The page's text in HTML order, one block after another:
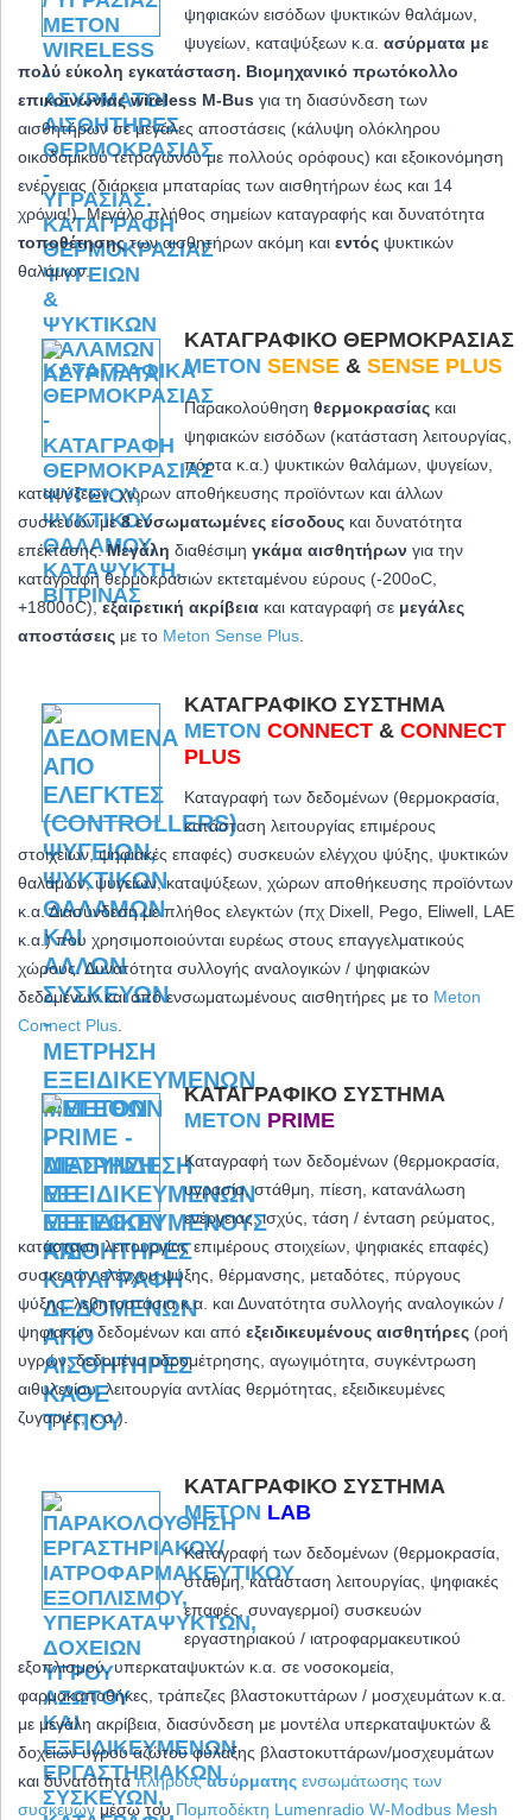
ψηφιακών εισόδων ψυκτικών θαλάμων,
ψυγείων, καταψύξεων κ.α. ασύρματα με
πολύ εύκολη εγκατάσταση. Βιομηχανικό πρωτόκολλο
επικοινωνίας wireless M-Bus για τη διασύνδεση των
αισθητήρων σε μεγάλες αποστάσεις (κάλυψη ολόκληρου
οικοδομικού τετραγώνου με πολλούς ορόφους) και εξοικονόμηση
ενέργειας (διάρκεια μπαταρίας των αισθητήρων έως και 14
χρόνια!). Μεγάλο πλήθος σημείων καταγραφής και δυνατότητα
τοποθέτησηςτων αισθητήρων ακόμη και εντός ψυκτικών
θαλάμων.
ΚΑΤΑΓΡΑΦΙΚΌ ΘΕΡΜΟΚΡΑΣΊΑΣ
METON SENSE & SENSE PLUS
Παρακολούθηση θερμοκρασίας και
ψηφιακών εισόδων (κατάσταση λειτουργίας,
πόρτα κ.α.) ψυκτικών θαλάμων, ψυγείων,
καταψύξεων, χώρων αποθήκευσης προϊόντων και άλλων
συσκευών με8 ενσωματωμένες είσοδους και δυνατότητα
επέκτασης.Μεγάλη διαθέσιμη γκάμα αισθητήρων για την
καταγραφή θερμοκρασιών εκτεταμένου εύρους (-200oC,
+1800oC),εξαιρετική ακρίβεια και καταγραφή σε μεγάλες
αποστάσεις με το Meton Sense Plus
ΚΑΤΑΓΡΑΦΙΚΌ ΣΎΣΤΗΜΑ
METON CONNECT & CONNECT
PLUS
Καταγραφή των δεδομένων (θερμοκρασία,
κατάσταση λειτουργίας επιμέρους
στοιχείων, ψηφιακές επαφές) συσκευών ελέγχου ψύξης, ψυκτικών
θαλάμων, ψυγείων, καταψύξεων, χώρων αποθήκευσης προϊόντων
κ.α. Διασύνδεση με πλήθος ελεγκτών (πχ Dixell, Pego, Eliwell, LAE
κ.α.) που χρησιμοποιούνται ευρέως στους επαγγελματικούς
χώρους. Δυνατότητα συλλογής αναλογικών / ψηφιακών
δεδομένων και από ενσωματωμένους αισθητήρες με το Meton
Connect Plus
ΚΑΤΑΓΡΑΦΙΚΌ ΣΎΣΤΗΜΑ
METON PRIME
Καταγραφή των δεδομένων (θερμοκρασία,
υγρασία, στάθμη, πίεση, κατανάλωση
ενέργειας, ισχύς, τάση / ένταση ρεύματος,
κατάσταση λειτουργίας επιμέρους στοιχείων, ψηφιακές επαφές)
συσκευών ελέγχου ψύξης, θέρμανσης, μεταδότες, πύργους
ψύξης, λεβητοστάσια κ.α. καιΔυνατότητα συλλογής αναλογικών /
ψηφιακών δεδομένων και από εξειδικευμένους αισθητήρες (ροή
υγρών, δεδομένα υδρομέτρησης, αγωγιμότητα, συγκέντρωση
αιθυλενίου, λειτουργία αντλίας θερμότητας, εξειδικευμένες
ζυγαριές, κ.α.).
ΚΑΤΑΓΡΑΦΙΚΌ ΣΎΣΤΗΜΑ
METON LAB
Καταγραφή των δεδομένων (θερμοκρασία,
στάθμη, κατάσταση λειτουργίας, ψηφιακές
επαφές, συναγερμοί) συσκευών
εργαστηριακού / ιατροφαρμακευτικού
εξοπλισμού, υπερκαταψυκτών κ.α. σε νοσοκομεία,
φαρμακαποθήκες, τράπεζες βλαστοκυττάρων / μοσχευμάτων κ.α.
με μεγάλη ακρίβεια, διασύνδεση με μοντέλα υπερκαταψυκτών &
δοχείων υγρού αζώτου φύλαξης βλαστοκυττάρων/μοσχευμάτων
και δυνατότηταπλήρουςασύρματης ενσωμάτωσης των
συσκευώνμέσω του Πομποδέκτη Lumenradio W-Modbus Mesh